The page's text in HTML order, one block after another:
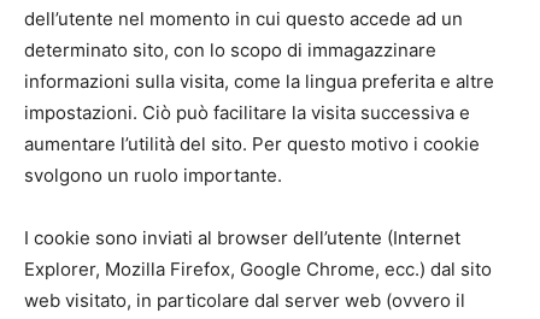
dell’utente nel momento in cui questo accede ad un
determinato sito, con lo scopo di immagazzinare
informazioni sulla visita, come la lingua preferita e altre
impostazioni. Ciò può facilitare la visita successiva e
aumentare l’utilità del sito. Per questo motivo i cookie
svolgono un ruolo importante.
I cookie sono inviati al browser dell’utente (Internet
Explorer, Mozilla Firefox, Google Chrome, ecc.) dal sito
web visitato, in particolare dal server web (ovvero il